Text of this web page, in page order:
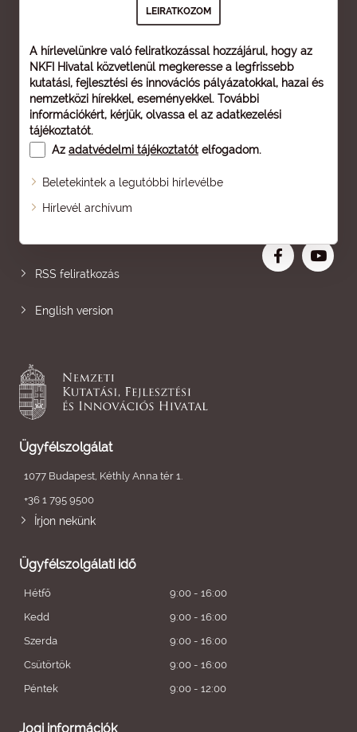
A hírlevelünkre való feliratkozással hozzájárul, hogy az
NKFI Hivatal közvetlenül megkeresse a legfrissebb
kutatási, fejlesztési és innovációs pályázatokkal, hazai és
nemzetközi hírekkel, eseményekkel. További
információkért, kérjük, olvassa el az adatkezelési
tájékoztatót.
Az adatvédelmi tájékoztatót elfogadom.
Beletekintek a legutóbbi hírlevélbe
Hírlevél archívum
Oldaltérkép
RSS feliratkozás
English version
Ügyfélszolgálat
1077 Budapest, Kéthly Anna tér 1.
+36 1 795 9500
Írjon nekünk
Ügyfélszolgálati idő
Hétfő
9:00 - 16:00
Kedd
9:00 - 16:00
Szerda
9:00 - 16:00
Csütörtök
9:00 - 16:00
Péntek
9:00 - 12:00
Jogi információk